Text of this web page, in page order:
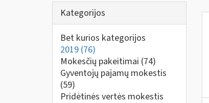
Kategorijos
Bet kurios kategorijos
2019 (76)
Mokesčių pakeitimai (74)
Gyventojų pajamų mokestis
(59)
Pridėtinės vertės mokestis